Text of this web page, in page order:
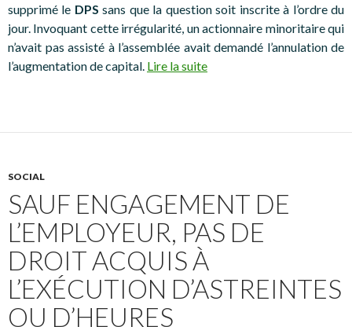
supprimé le DPS sans que la question soit inscrite à l’ordre du
jour. Invoquant cette irrégularité, un actionnaire minoritaire qui
n’avait pas assisté à l’assemblée avait demandé l’annulation de
l’augmentation de capital. Lire la suite
SOCIAL
SAUF ENGAGEMENT DE
L’EMPLOYEUR, PAS DE
DROIT ACQUIS À
L’EXÉCUTION D’ASTREINTES
OU D’HEURES